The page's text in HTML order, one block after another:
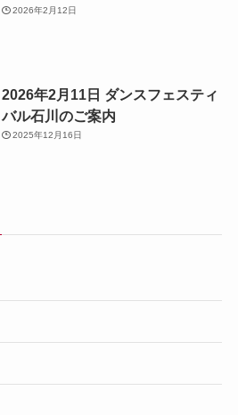
2026年2月12日
2026年2月11日 ダンスフェスティ
バル石川のご案内
2025年12月16日